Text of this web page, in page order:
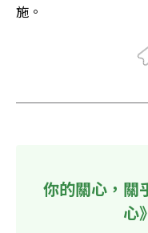
施。
你的關心，關
心